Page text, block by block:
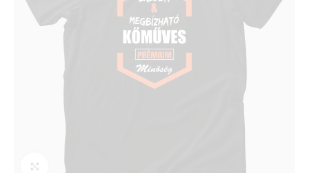
Kattintson a nagyításhoz